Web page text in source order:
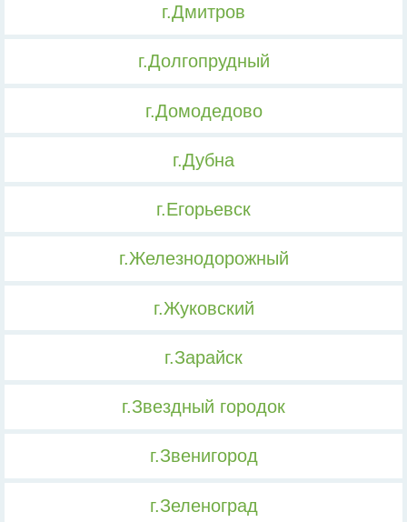
г.Дмитров
г.Долгопрудный
г.Домодедово
г.Дубна
г.Егорьевск
г.Железнодорожный
г.Жуковский
г.Зарайск
г.Звездный городок
г.Звенигород
г.Зеленоград